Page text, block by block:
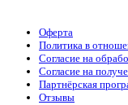
Оферта
Политика в
Согласие на
Согласие на
Партнёрская
Отзывы